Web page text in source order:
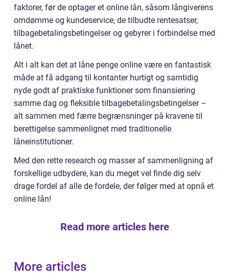
faktorer, før de optager et online lån, såsom långiverens
omdømme og kundeservice, de tilbudte rentesatser,
tilbagebetalingsbetingelser og gebyrer i forbindelse med
lånet.
Alt i alt kan det at låne penge online være en fantastisk
måde at få adgang til kontanter hurtigt og samtidig
nyde godt af praktiske funktioner som finansiering
samme dag og fleksible tilbagebetalingsbetingelser –
alt sammen med færre begrænsninger på kravene til
berettigelse sammenlignet med traditionelle
låneinstitutioner.
Med den rette research og masser af sammenligning af
forskellige udbydere, kan du meget vel finde dig selv
drage fordel af alle de fordele, der følger med at opnå et
online lån!
Read more articles here
More articles